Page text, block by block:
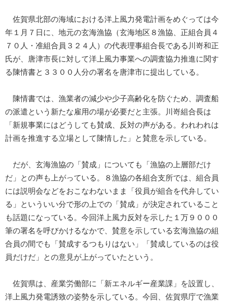
佐賀県北部の海域における洋上風力発電計画をめぐっては今
年１月７日に、地元の玄海漁協（玄海地区８漁協、正組合員４
７０人・准組合員３２４人）の代表理事組合長である川嵜和正
氏が、唐津市長に対して洋上風力事業への調査協力推進に関す
る陳情書と３３００人分の署名を唐津市に提出している。
陳情書では、漁業者の減少や少子高齢化を防ぐため、調査船
の派遣という新たな雇用の場が必要だと主張。川嵜組合長は
「新規事業にはどうしても賛成、反対の声がある。われわれは
計画を推進する立場として陳情した」と賛意を示している。
だが、玄海漁協の「賛成」についても「漁協の上層部だけ
だ」との声も上がっている。８漁協の各組合支所では、組合員
には説明会などをおこなわないまま「役員が組合を代弁してい
る」といういい分で形の上での「賛成」が決定されていること
も話題になっている。今回洋上風力反対を示した１万９０００
筆の署名を呼びかけるなかで、賛意を示している玄海漁協の組
合員の間でも「賛成するつもりはない」「賛成しているのは役
員だけだ」との意見が上がっていたという。
佐賀県は、産業労働部に「新エネルギー産業課」を設置し、
洋上風力発電誘致の姿勢を示している。今回、佐賀県庁で漁業